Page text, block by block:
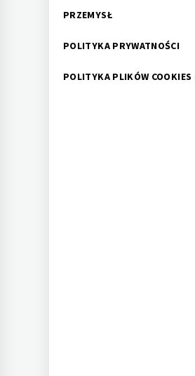
PRZEMYSŁ
POLITYKA PRYWATNOŚCI
POLITYKA PLIKÓW COOKIES